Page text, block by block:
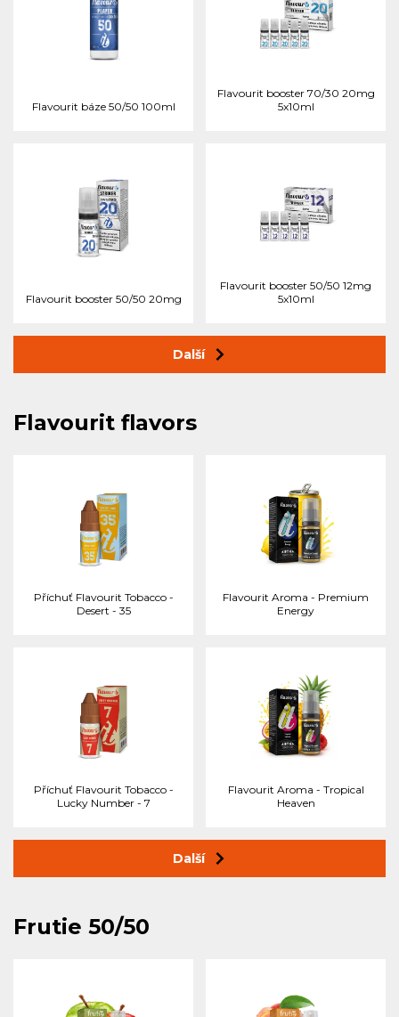
Flavourit báze 50/50 100ml
Flavourit booster 70/30 20mg
5x10ml
Flavourit booster 50/50 20mg
Flavourit booster 50/50 12mg
5x10ml
Další
Flavourit flavors
Příchuť Flavourit Tobacco -
Desert - 35
Flavourit Aroma - Premium
Energy
Příchuť Flavourit Tobacco -
Lucky Number - 7
Flavourit Aroma - Tropical
Heaven
Další
Frutie 50/50